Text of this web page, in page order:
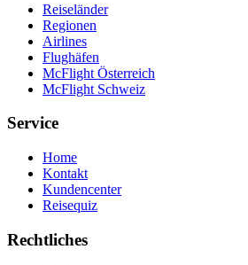
Reiseländer
Regionen
Airlines
Flughäfen
McFlight Österreich
McFlight Schweiz
Service
Home
Kontakt
Kundencenter
Reisequiz
Rechtliches